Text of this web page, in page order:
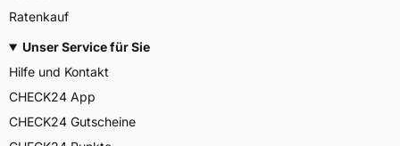
Ratenkauf
Unser Service für Sie
Hilfe und Kontakt
CHECK24 App
CHECK24 Gutscheine